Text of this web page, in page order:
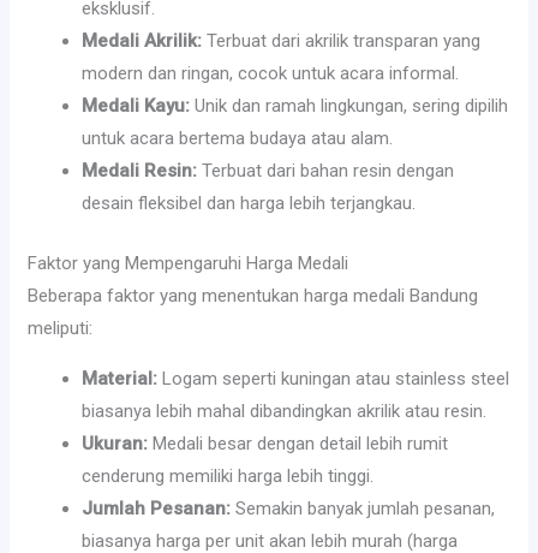
eksklusif.
Medali Akrilik: Terbuat dari akrilik transparan yang
modern dan ringan, cocok untuk acara informal.
Medali Kayu: Unik dan ramah lingkungan, sering dipilih
untuk acara bertema budaya atau alam.
Medali Resin:Terbuat dari bahan resin dengan
desain fleksibel dan harga lebih terjangkau.
Faktor yang Mempengaruhi Harga Medali
Beberapa faktor yang menentukan harga medali Bandung
meliputi:
Material: Logam seperti kuningan atau stainless steel
biasanya lebih mahal dibandingkan akrilik atau resin.
Ukuran: Medali besar dengan detail lebih rumit
cenderung memiliki harga lebih tinggi.
Jumlah Pesanan: Semakin banyak jumlah pesanan,
biasanya harga per unit akan lebih murah (harga